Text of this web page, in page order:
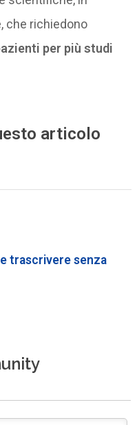
che richiedono
per più studi
articolo
trascrivere senza